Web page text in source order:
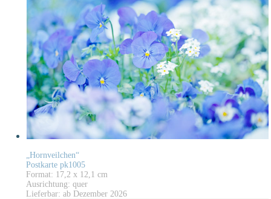
„Hornveilchen“
Postkarte pk1005
Format: 17,2 x 12,1 cm
Ausrichtung: quer
Lieferbar: ab Dezember 2026